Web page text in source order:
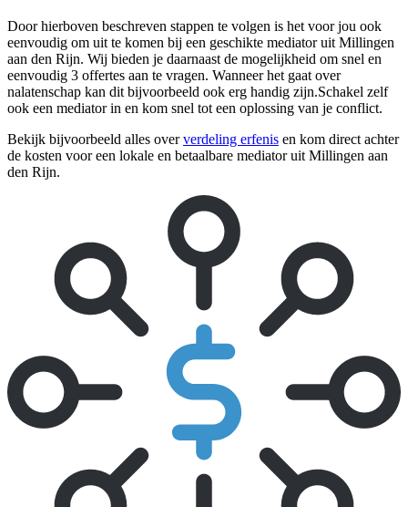
Door hierboven beschreven stappen te volgen is het voor jou ook
eenvoudig om uit te komen bij een geschikte mediator uit Millingen
aan den Rijn. Wij bieden je daarnaast de mogelijkheid om snel en
eenvoudig 3 offertes aan te vragen. Wanneer het gaat over
nalatenschap kan dit bijvoorbeeld ook erg handig zijn.Schakel zelf
ook een mediator in en kom snel tot een oplossing van je conflict.
Bekijk bijvoorbeeld alles oververdeling erfenis en kom direct achter
de kosten voor een lokale en betaalbare mediator uit Millingen aan
den Rijn.